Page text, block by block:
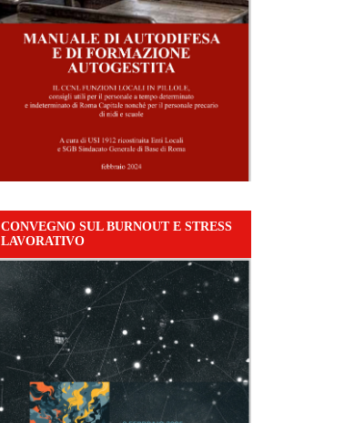
CONVEGNO SUL BURNOUT E STRESS
LAVORATIVO